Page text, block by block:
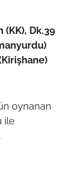
(KK), Dk.39
oynanan
ile